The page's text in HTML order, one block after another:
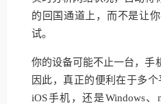
的回国通道上，而不是让
试。
你的设备可能不止一台，手
因此，真正的便利在于多个
iOS手机，还是Windows